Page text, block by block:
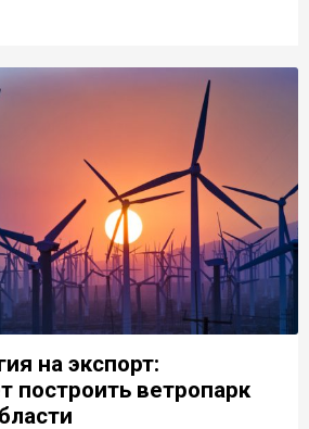
на экспорт:
построить ветропарк